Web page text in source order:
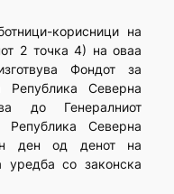
корисници на
2 точка 4) на оваа
Фондот за
Република Северна
до Генералниот
Република Северна
ден од денот на
уредба со законска